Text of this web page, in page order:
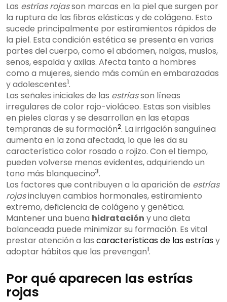
Las estrías rojasson marcas en la piel que surgen por
la ruptura de las fibras elásticas y de colágeno. Esto
sucede principalmente por estiramientos rápidos de
la piel. Esta condición estética se presenta en varias
partes del cuerpo, como el abdomen, nalgas, muslos,
senos, espalda y axilas. Afecta tanto a hombres
como a mujeres, siendo más común en embarazadas
y adolescentes1.
Las señales iniciales de las estríasson líneas
irregulares de color rojo-violáceo. Estas son visibles
en pieles claras y se desarrollan en las etapas
tempranas de su formación2. La irrigación sanguínea
aumenta en la zona afectada, lo que les da su
característico color rosado o rojizo. Con el tiempo,
pueden volverse menos evidentes, adquiriendo un
tono más blanquecino3.
Los factores que contribuyen a la aparición de estrías
rojasincluyen cambios hormonales, estiramiento
extremo, deficiencia de colágeno y genética.
Mantener una buena hidratación y una dieta
balanceada puede minimizar su formación. Es vital
prestar atención a las características de las estríasy
adoptar hábitos que las prevengan1.
Por qué aparecen las estrías
rojas